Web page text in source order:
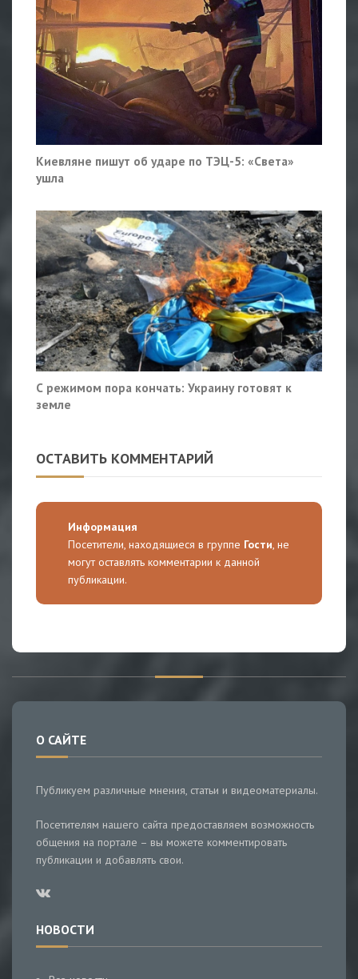
Киевляне пишут об ударе по ТЭЦ-5: «Света»
ушла
С режимом пора кончать: Украину готовят к
земле
ОСТАВИТЬ КОММЕНТАРИЙ
Информация
Посетители, находящиеся в группе Гости, не
могут оставлять комментарии к данной
публикации.
О САЙТЕ
Публикуем различные мнения, статьи и видеоматериалы.
Посетителям нашего сайта предоставляем возможность
общения на портале – вы можете комментировать
публикации и добавлять свои.
НОВОСТИ